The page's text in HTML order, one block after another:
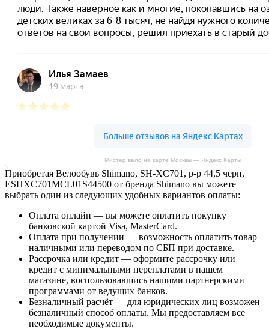
Мистер вело на карте Москвы — Яндекс Карты
Приобретая Велообувь Shimano, SH-XC701, р-р 44,5 черн,
ESHXC701MCL01S44500 от бренда Shimano вы можете
выбрать один из следующих удобных вариантов оплаты:
Оплата онлайн — вы можете оплатить покупку
банковской картой Visa, MasterCard.
Оплата при получении — возможность оплатить товар
наличными или переводом по СБП при доставке.
Рассрочка или кредит — оформите рассрочку или
кредит с минимальными переплатами в нашем
магазине, воспользовавшись нашими партнерскими
программами от ведущих банков.
Безналичный расчёт — для юридических лиц возможен
безналичный способ оплаты. Мы предоставляем все
необходимые документы.